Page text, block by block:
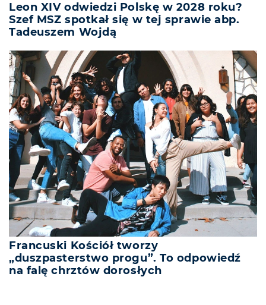
Leon XIV odwiedzi Polskę w 2028 roku?
Szef MSZ spotkał się w tej sprawie abp.
Tadeuszem Wojdą
Francuski Kościół tworzy
„duszpasterstwo progu”. To odpowiedź
na falę chrztów dorosłych